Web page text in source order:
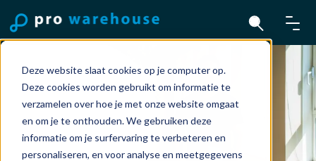
Deze website slaat cookies op je computer op.
Deze cookies worden gebruikt om informatie te
verzamelen over hoe je met onze website omgaat
en om je te onthouden. We gebruiken deze
informatie om je surfervaring te verbeteren en
personaliseren, en voor analyse en meetgegevens